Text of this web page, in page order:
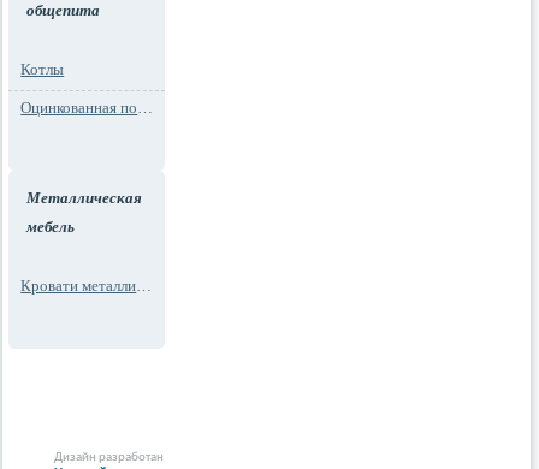
общепита
Котлы
Оцинкованная посуда
Металлическая
мебель
Кровати металлические
Дизайн разработан